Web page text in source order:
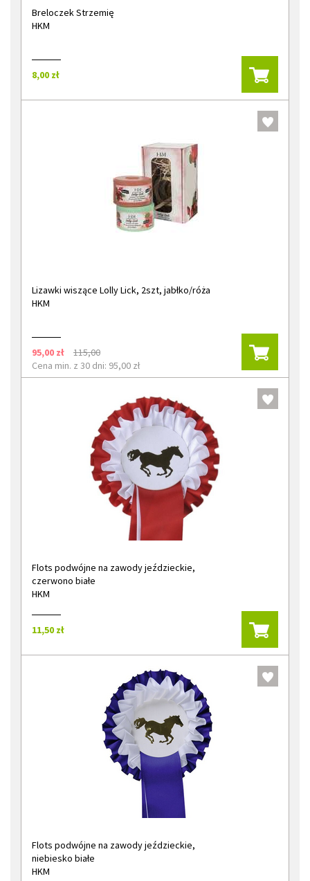
Breloczek Strzemię
HKM
8,00 zł
Lizawki wiszące Lolly Lick, 2szt, jabłko/róża
HKM
95,00 zł
115,00
Cena min. z 30 dni: 95,00 zł
Flots podwójne na zawody jeździeckie,
czerwono białe
HKM
11,50 zł
Flots podwójne na zawody jeździeckie,
niebiesko białe
HKM